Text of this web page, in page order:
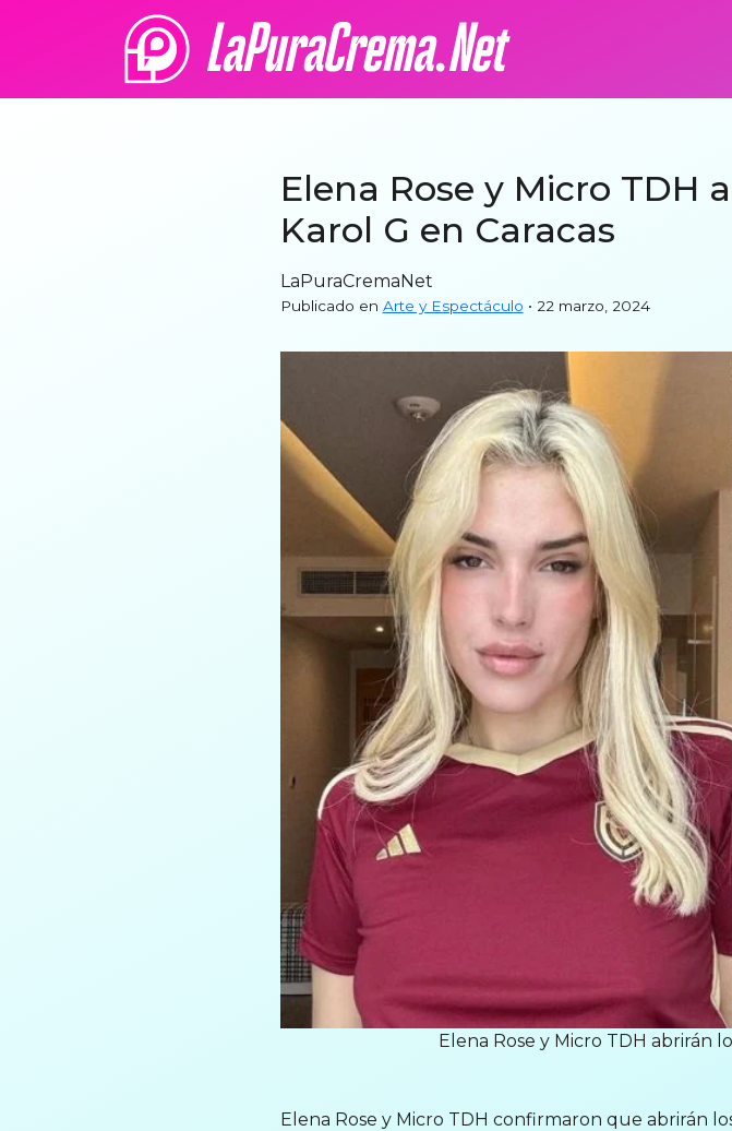
Elena Rose y Micro TDH
Karol G en Caracas
LaPuraCremaNet
Publicado en Arte y Espectáculo • 22 marzo, 2024
Elena Rose y Micro TDH abrirán
Elena Rose y Micro TDH confirmaron que abrirán